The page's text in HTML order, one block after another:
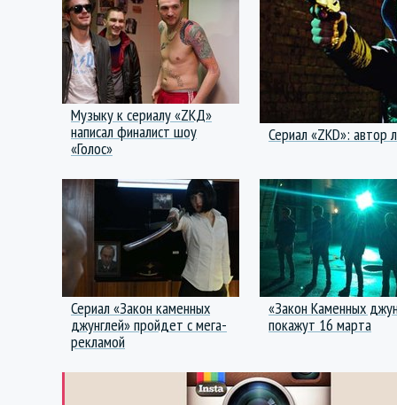
Музыку к сериалу «ZKД»
написал финалист шоу
«Голос»
Сериал «ZKD»: автор
Сериал «Закон каменных
джунглей» пройдет с мега-
рекламой
«Закон Каменных
покажут 16 марта